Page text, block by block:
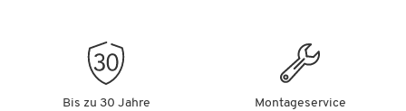
Bis zu 30 Jahre
Montageservice